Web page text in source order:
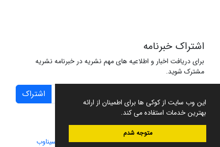
این وب سایت از کوکی ها برای اطمینان از ارائه
بهترین خدمات استفاده می کند.
متوجه شدم
اشتراک خبرنامه
برای دریافت اخبار و اطلاعیه های مهم نشریه در خبرنامه نشریه
مشترک شوید.
اشتراک
سامانه مدیریت نشریات علمی.طراحی و پیاده سازی از سیناوب